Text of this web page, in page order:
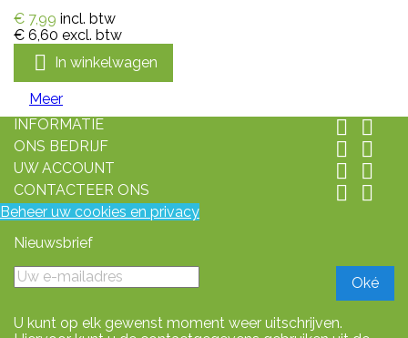
€ 7,99 incl. btw
€ 6,60 excl. btw
 In winkelwagen
Meer
INFORMATIE
 
ONS BEDRIJF  
UW ACCOUNT  
CONTACTEER ONS  
Beheer uw cookies en privacy
Nieuwsbrief
U kunt op elk gewenst moment weer uitschrijven.